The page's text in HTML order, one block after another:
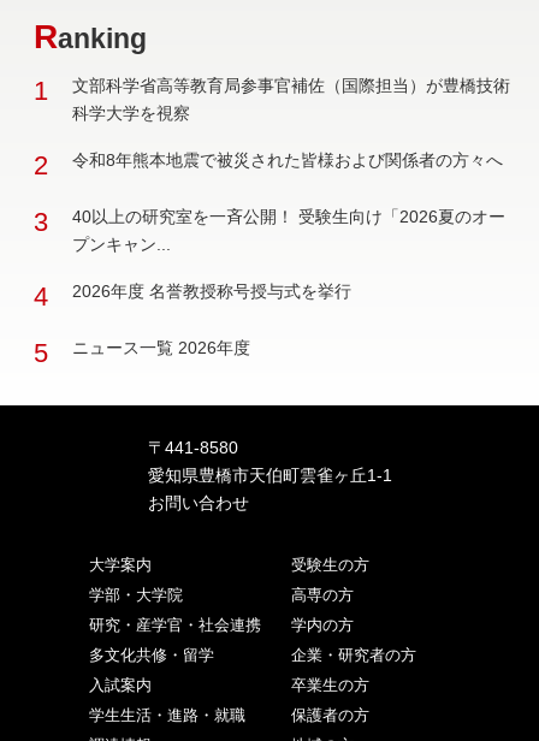
Ranking
1
文部科学省高等教育局参事官補佐（国際担当）が豊橋技術
科学大学を視察
2 令和8年熊本地震で被災された皆様および関係者の方々へ
3
40以上の研究室を一斉公開！ 受験生向け「2026夏のオー
プンキャン...
4 2026年度 名誉教授称号授与式を挙行
5 ニュース一覧 2026年度
〒441-8580
愛知県豊橋市天伯町雲雀ヶ丘1-1
お問い合わせ
大学案内
学部・大学院
研究・産学官・社会連携
多文化共修・留学
入試案内
学生生活・進路・就職
受験生の方
高専の方
学内の方
企業・研究者の方
卒業生の方
保護者の方